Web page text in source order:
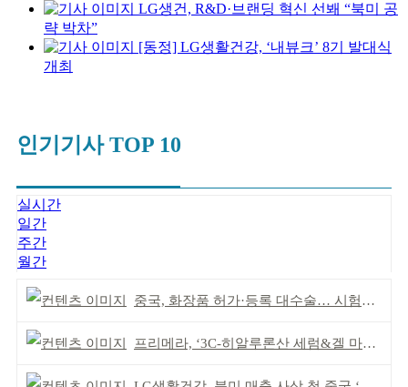
LG생건, R&D·브랜딩 혁신 선봬 “북미 공
략 박차”
[동정] LG생활건강, ‘내뷰크’ 8기 발대식
개최
인기기사 TOP 10
실시간
일간
주간
월간
중국, 화장품 허가·등록 대수술… 시험자료 공용 허용
프리메라, ‘3C-히알루론산 세럼&겔 마스크’ 출시